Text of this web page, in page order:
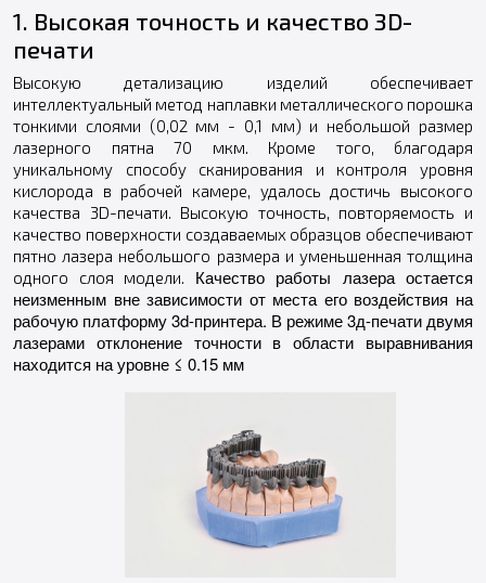
1. Высокая точность и качество 3D-
печати
Высокую детализацию изделий обеспечивает
интеллектуальный метод наплавки металлического порошка
тонкими слоями (0,02 мм - 0,1 мм) и небольшой размер
лазерного пятна 70 мкм. Кроме того, благодаря
уникальному способу сканирования и контроля уровня
кислорода в рабочей камере, удалось достичь высокого
качества 3D-печати. Высокую точность, повторяемость и
качество поверхности создаваемых образцов обеспечивают
пятно лазера небольшого размера и уменьшенная толщина
одного слоя модели. Качество работы лазера остается
неизменным вне зависимости от места его воздействия на
рабочую платформу 3d-принтера. В режиме 3д-печати двумя
лазерами отклонение точности в области выравнивания
находится на уровне ≤ 0.15 мм